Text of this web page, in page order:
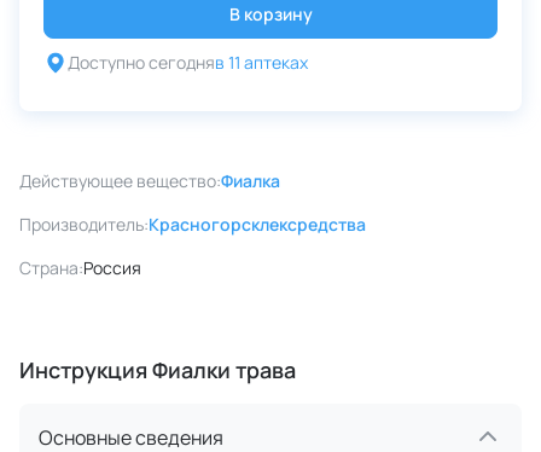
В корзину
Доступно сегодняв 11 аптеках
Действующее вещество:Фиалка
Производитель:Красногорсклексредства
Страна:Россия
Инструкция Фиалки трава
Основные сведения